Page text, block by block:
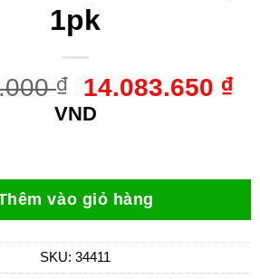
1pk
₫
Giá
gốc
14.083.650 ₫Giá
VND
24-well, 1pk số lượng
vào giỏ hàng
SKU:34411